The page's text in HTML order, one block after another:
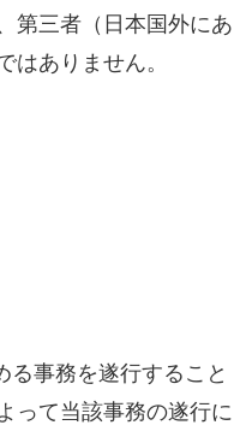
第三者（日本国外にあ
ありません。
事務を遂行すること
って当該事務の遂行に